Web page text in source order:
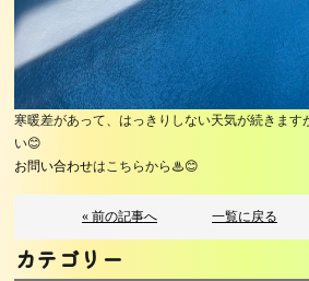
寒暖差があって、はっきりしない天気が続きます
い😊
お問い合わせはこちらから♨😊
« 前の記事へ 一覧に戻る
カテゴリー